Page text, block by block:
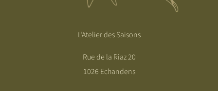
L’Atelier des Saisons
Rue de la Riaz 20
1026 Echandens